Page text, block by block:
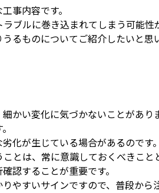
事内容です。
ブルに巻き込まれてしまう可能性
るものについてご紹介したいと思
かい変化に気づかないことがあり
化が生じている場合があるのです。
とは、常に意識しておくべきこと
認することが重要です。
やすいサインですので、普段から